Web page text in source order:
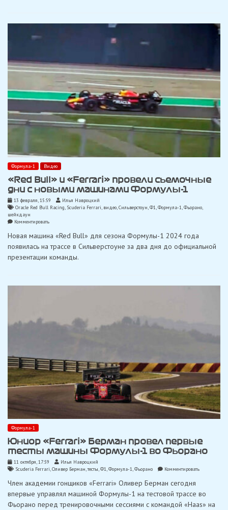
Формула-1 Видео
«Red Bull» и «Ferrari» провели съемочные
дни с новыми машинами Формулы-1
13 февраля, 15:59
Илья Навроцкий
Oracle Red Bull Racing Scuderia Ferrari видео Сильверстоун Ф1 Формула-1 Фьорано
шейкдаун
Комментироватьon
Bull»
«Ferrari»
провели
новыми
Новая машина «Red Bull» для сезона Формулы-1 2024 года
появилась на трассе в Сильверстоуне за два дня до официальной
презентации команды.
Формула-1
Юниор «Ferrari» Берман провел первые
тесты машины Формулы-1 во Фьорано
11 октября, 17:59
Илья Навроцкий
Scuderia Ferrari,Оливер Берман,тесты,Ф1,Формула-1,Фьорано Комментироватьon
провел
первые
Член академии гонщиков «Ferrari» Оливер Берман сегодня
впервые управлял машиной Формулы-1 на тестовой трассе во
Фьорано перед тренировочными сессиями с командой «Haas» на